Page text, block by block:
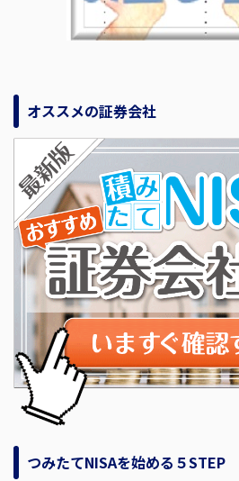
オススメの証券会社
つみたてNISAを始める５STEP